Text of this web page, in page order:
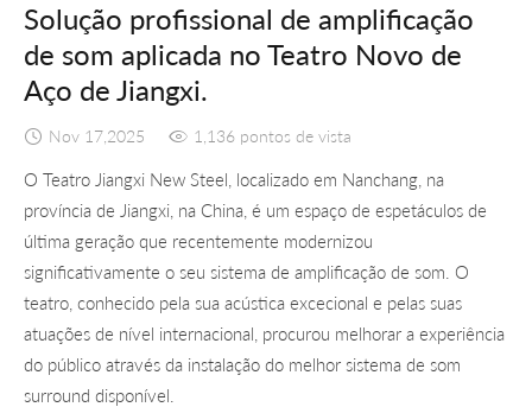
Solução profissional de amplificação
de som aplicada no Teatro Novo de
Aço de Jiangxi.
Nov 17,2025 1,136 pontos de vista
O Teatro Jiangxi New Steel, localizado em Nanchang, na
província de Jiangxi, na China, é um espaço de espetáculos de
última geração que recentemente modernizou
significativamente o seu sistema de amplificação de som. O
teatro, conhecido pela sua acústica excecional e pelas suas
atuações de nível internacional, procurou melhorar a experiência
do público através da instalação do melhor sistema de som
surround disponível.